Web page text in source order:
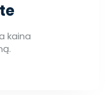
kaina